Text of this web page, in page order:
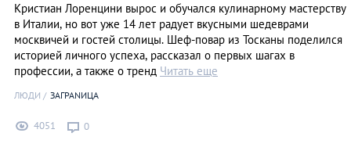
Кристиан Лоренцини вырос и обучался кулинарному мастерству
в Италии, но вот уже 14 лет радует вкусными шедеврами
москвичей и гостей столицы. Шеф-повар из Тосканы поделился
историей личного успеха, рассказал о первых шагах в
профессии, а также о тренд Читать еще
ЛЮДИ ЗАГРАNИЦА
4051 0